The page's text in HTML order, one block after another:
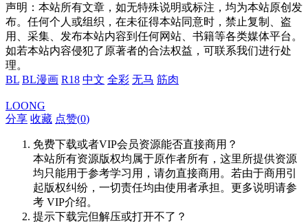
声明：本站所有文章，如无特殊说明或标注，均为本站原创发
布。任何个人或组织，在未征得本站同意时，禁止复制、盗
用、采集、发布本站内容到任何网站、书籍等各类媒体平台。
如若本站内容侵犯了原著者的合法权益，可联系我们进行处
理。
BL BL漫画 R18 中文 全彩 无马 筋肉
LOONG
分享 收藏 点赞(0)
免费下载或者VIP会员资源能否直接商用？
本站所有资源版权均属于原作者所有，这里所提供资源
均只能用于参考学习用，请勿直接商用。若由于商用引
起版权纠纷，一切责任均由使用者承担。更多说明请参
考 VIP介绍。
提示下载完但解压或打开不了？